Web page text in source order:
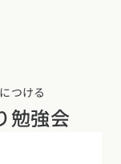
つける
勉強会